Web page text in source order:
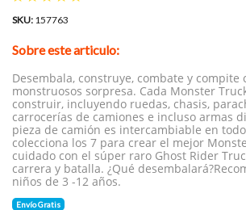
SKU: 157763
Sobre este articulo:
Desembala, construye, combate y compite
monstruosos sorpresa. Cada Monster
construir, incluyendo ruedas, chasis,
carrocerías de camiones e incluso armas
pieza de camión es intercambiable en
colecciona los 7 para crear el mejor
cuidado con el súper raro Ghost Rider
carrera y batalla. ¿Qué
niños de 3 -12 años.
Envío Gratis